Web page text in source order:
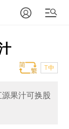
T中
果汁可换股